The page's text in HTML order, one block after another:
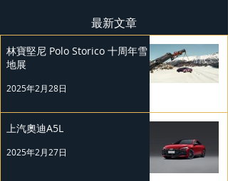
最新文章
林寶堅尼 Polo Storico 十周年雪
地展
2025年2月28日
上汽奧迪A5L
2025年2月27日